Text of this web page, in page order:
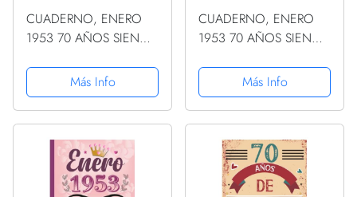
CUADERNO, ENERO
1953 70 AÑOS SIENDO
cumpleaños para
mujeres y hombres,
ideas de 70
cumpleaños... divertido,
... regalo...
Más Info
CUADERNO, ENERO
1953 70 AÑOS SIENDO
cumpleaños para
mujeres y hombres,
ideas de 70
cumpleaños... divertido,
... regalo...
Más Info